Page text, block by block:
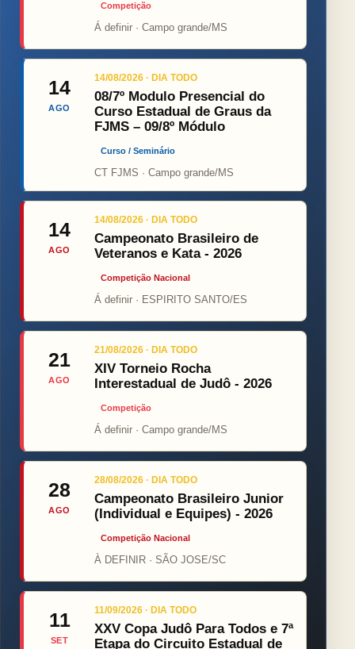
Competição
Á definir · Campo grande/MS
14
AGO
14/08/2026 · DIA TODO
08/7º Modulo Presencial do
Curso Estadual de Graus da
FJMS – 09/8º Módulo
Curso / Seminário
CT FJMS · Campo grande/MS
14
AGO
14/08/2026 · DIA TODO
Campeonato Brasileiro de
Veteranos e Kata - 2026
Competição Nacional
Á definir · ESPIRITO SANTO/ES
21
AGO
21/08/2026 · DIA TODO
XIV Torneio Rocha
Interestadual de Judô - 2026
Competição
Á definir · Campo grande/MS
28
AGO
28/08/2026 · DIA TODO
Campeonato Brasileiro Junior
(Individual e Equipes) - 2026
Competição Nacional
À DEFINIR · SÃO JOSE/SC
11
SET
11/09/2026 · DIA TODO
XXV Copa Judô Para Todos e 7ª
Etapa do Circuito Estadual de